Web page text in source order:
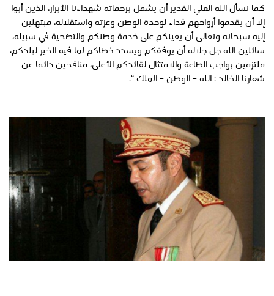
كما نسأل الله العلي القدير أن يشمل برحماته شهداءنا الأبرار، الذين أبوا
إلا أن يقدموا أرواحهم فداء لوحدة الوطن وعزته واستقلاله، مبتهلين
إليه سبحانه وتعالى أن يعينكم على خدمة وطنكم والتضحية في سبيله،
سائلين الله جل جلاله أن يوفقكم ويسدد خطاكم لما فيه الخير لبلدكم،
ملتزمين بواجب الطاعة والامتثال لقائدكم الأعلى، منافحين دائما عن
شعارنا الخالد : الله – الوطن – الملك “.